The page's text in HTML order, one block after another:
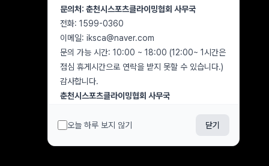
문의처: 춘천시스포츠클라이밍협회 사무국
전화: 1599-0360
이메일: iksca@naver.com
문의 가능 시간: 10:00 ~ 18:00 (12:00~ 1시간은
점심 휴게시간으로 연락을 받지 못할 수 있습니다.)
감사합니다.
춘천시스포츠클라이밍협회 사무국
오늘 하루 보지 않기 닫기